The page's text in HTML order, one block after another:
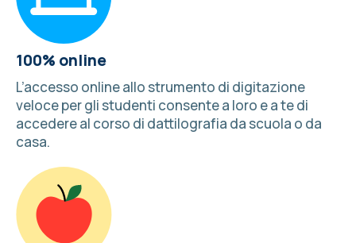
100% online
L’accesso online allo strumento di digitazione
veloce per gli studenti consente a loro e a te di
accedere al corso di dattilografia da scuola o da
casa.